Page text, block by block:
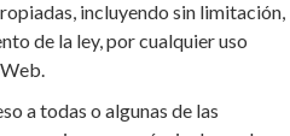
incluyendo sin limitación,
de la ley, por cualquier uso
a todas o algunas de las